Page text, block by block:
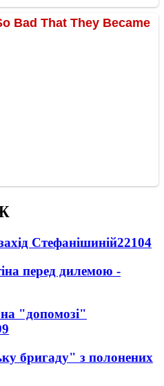
Стефанішиній22104
перед дилемою -
"допомозі"
бригаду" з полонених